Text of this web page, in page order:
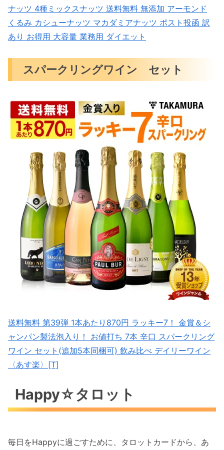
ナッツ 4種ミックスナッツ 送料無料 無添加 アーモンド
くるみ カシューナッツ マカダミアナッツ ポスト投函 訳
あり お得用 大容量 業務用 ダイエット
スパークリングワイン セット
送料無料 第39弾 1本あたり870円 ラッキー7！ 金賞＆シ
ャンパン製法泡入り！ お値打ち 7本 辛口 スパークリング
ワイン セット(追加5本同梱可) 飲み比べ デイリーワイン
〈あす楽〉[T]
Happy☆タロット
毎日をHappyに過ごすために、タロットカードから、あ